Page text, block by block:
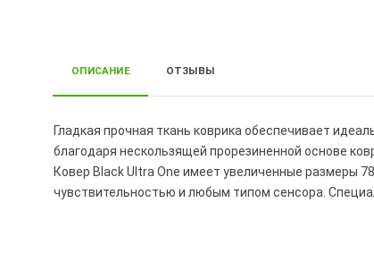
ОПИСАНИЕ ОТЗЫВЫ
Гладкая прочная ткань коврика обеспечивает
благодаря нескользящей прорезиненной основе
Ковер Black Ultra One имеет увеличенные размеры
чувствительностью и любым типом сенсора.